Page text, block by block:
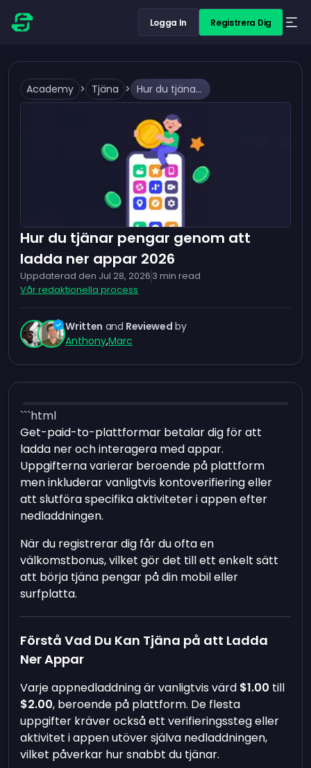
Logga In Registrera Dig
Academy > Tjäna > Hur du tjänar pengar genom att ladda ner appar 2026
Hur du tjänar pengar genom att
ladda ner appar 2026
Uppdaterad den Jul 28, 2026 3 min read
Vår redaktionella process
Written and Reviewed by
Anthony,Marc
```html
Get-paid-to-plattformar betalar dig för att
ladda ner och interagera med appar.
Uppgifterna varierar beroende på plattform
men inkluderar vanligtvis kontoverifiering eller
att slutföra specifika aktiviteter i appen efter
nedladdningen.
När du registrerar dig får du ofta en
välkomstbonus, vilket gör det till ett enkelt sätt
att börja tjäna pengar på din mobil eller
surfplatta.
Förstå Vad Du Kan Tjäna på att Ladda
Ner Appar
Varje appnedladdning är vanligtvis värd $1.00 till
$2.00, beroende på plattform. De flesta
uppgifter kräver också ett verifieringssteg eller
aktivitet i appen utöver själva nedladdningen,
vilket påverkar hur snabbt du tjänar.